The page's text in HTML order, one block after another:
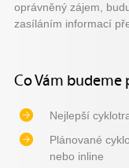
oprávněný zájem,
zasíláním informací
Co Vám budeme
Nejlepší
Plánované
nebo inline